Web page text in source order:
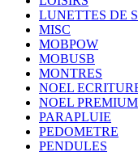
LUNETTES DE
MISC
MOBPOW
MOBUSB
MONTRES
NOEL
NOEL
PARAPLUIE
PEDOMETRE
PENDULES